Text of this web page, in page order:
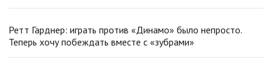
Ретт Гарднер: играть против «Динамо» было непросто.
Теперь хочу побеждать вместе с «зубрами»